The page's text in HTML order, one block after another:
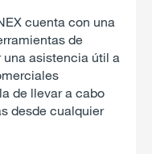
cuenta con una
de
asistencia útil a
de llevar a cabo
desde cualquier